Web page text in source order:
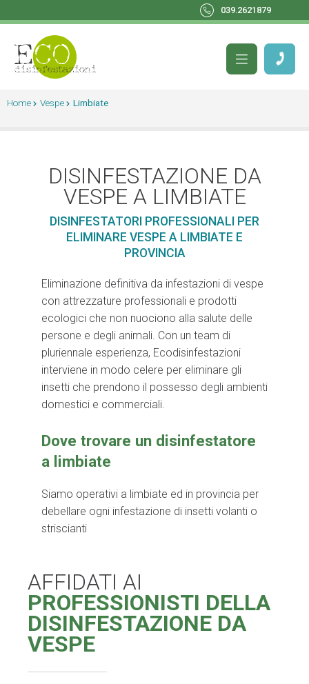
039.2621879
Home Vespe Limbiate
DISINFESTAZIONE DA
VESPE A LIMBIATE
DISINFESTATORI PROFESSIONALI PER
ELIMINARE VESPE A LIMBIATE E
PROVINCIA
Eliminazione definitiva da infestazioni di vespe
con attrezzature professionali e prodotti
ecologici che non nuociono alla salute delle
persone e degli animali. Con un team di
pluriennale esperienza, Ecodisinfestazioni
interviene in modo celere per eliminare gli
insetti che prendono il possesso degli ambienti
domestici e commerciali.
Dove trovare un disinfestatore
a limbiate
Siamo operativi a limbiate ed in provincia per
debellare ogni infestazione di insetti volanti o
striscianti
AFFIDATI AI
PROFESSIONISTI DELLA
DISINFESTAZIONE DA
VESPE